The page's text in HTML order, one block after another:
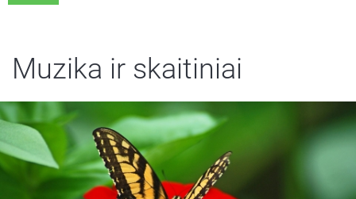
Muzika ir skaitiniai